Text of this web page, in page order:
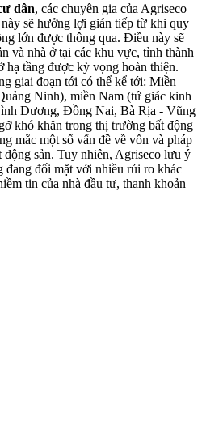
dân, các chuyên gia của Agriseco
sẽ hưởng lợi gián tiếp từ khi quy
lớn được thông qua. Điều này sẽ
và nhà ở tại các khu vực, tỉnh thành
hạ tầng được kỳ vọng hoàn thiện.
giai đoạn tới có thể kể tới: Miền
Ninh), miền Nam (tứ giác kinh
Dương, Đồng Nai, Bà Rịa - Vũng
khó khăn trong thị trường bất động
mắc một số vấn đề về vốn và pháp
sản. Tuy nhiên, Agriseco lưu ý
đang đối mặt với nhiều rủi ro khác
tin của nhà đầu tư, thanh khoản